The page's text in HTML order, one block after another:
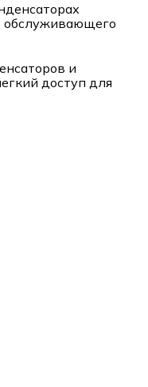
обслуживающего
и
доступ для